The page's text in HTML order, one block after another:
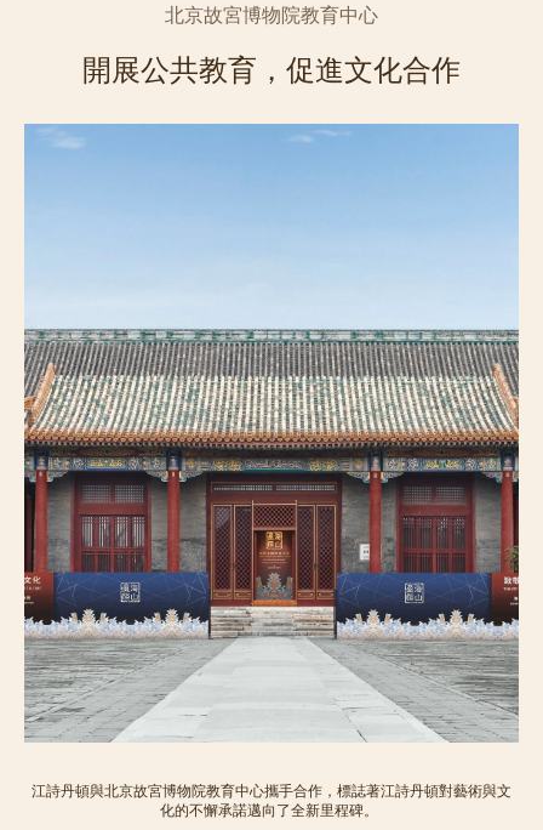
北京故宮博物院教育中心
開展公共教育，促進文化合作
江詩丹頓與北京故宮博物院教育中心攜手合作，標誌著江詩丹頓對藝術與文
化的不懈承諾邁向了全新里程碑。